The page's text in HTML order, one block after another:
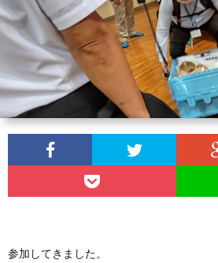
参加してきました。